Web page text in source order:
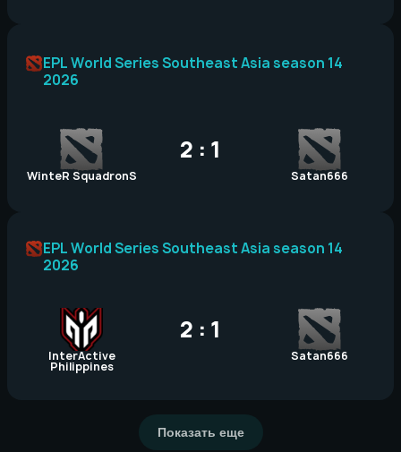
WinteR SquadronS
2 : 1
Satan666
EPL World Series Southeast Asia season 14
2026
InterActive
Philippines
2 : 1
Satan666
EPL World Series Southeast Asia season 14
2026
Показать еще